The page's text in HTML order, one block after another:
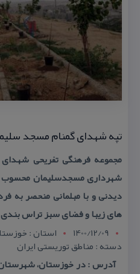
تپه شهدای گمنام مسجد
مجموعه فرهنگی تفریحی
شهرداری مسجدسلیمان محسوب
دیدنی و با مبلمانی منحصر به
های زیبا و فضای سبز تراس
1400/12/09
استان :
دسته : مناطق توریستی ایران
آدرس : در خوزستان،